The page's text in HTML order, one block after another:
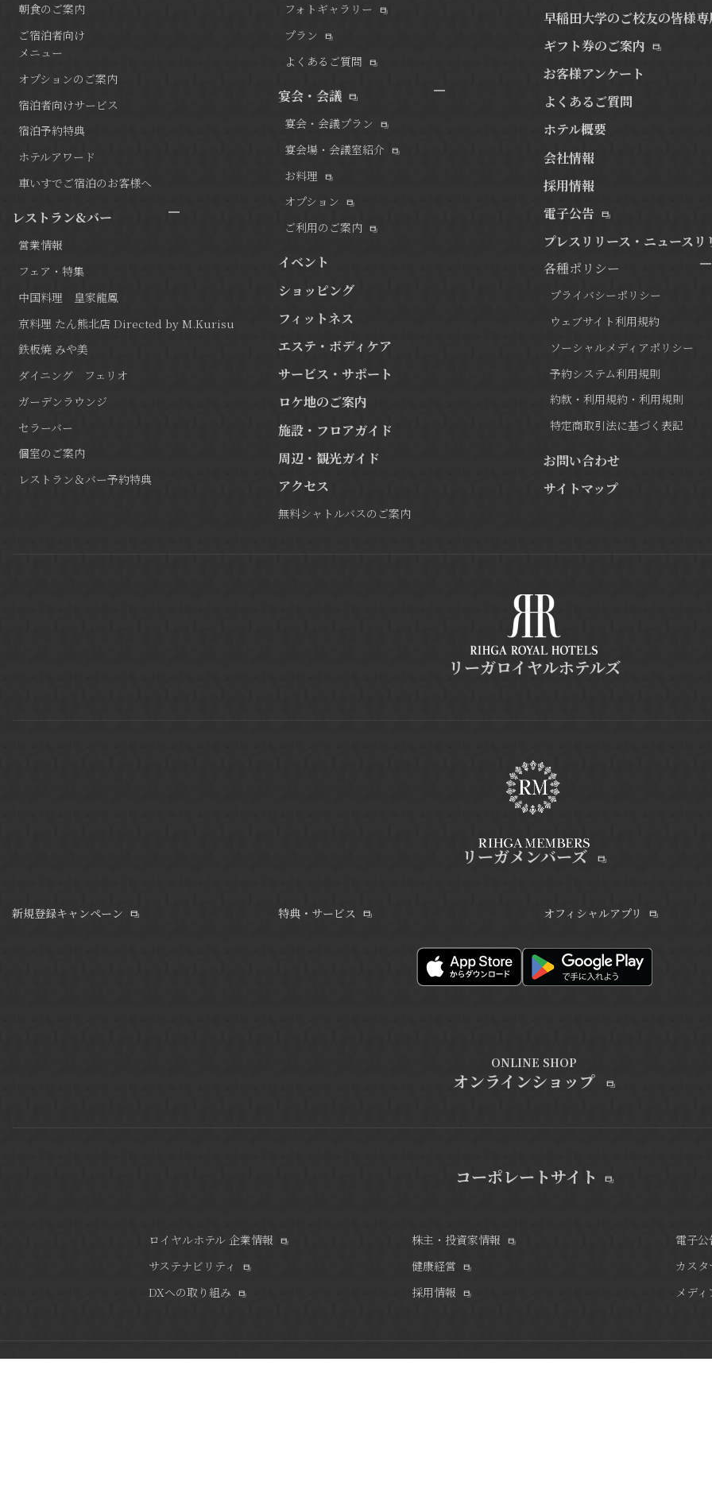
朝食のご案内
ご宿泊者向け
メニュー
オプションのご案内
宿泊者向けサービス
宿泊予約特典
ホテルアワード
車いすでご宿泊のお客様へ
レストラン&バー
営業情報
フェア・特集
中国料理 皇家龍鳳
京料理 たん熊北店 Directed by M.Kurisu
鉄板焼 みや美
ダイニング フェリオ
ガーデンラウンジ
セラーバー
個室のご案内
レストラン＆バー予約特典
フォトギャラリー
プラン
よくあるご質問
宴会・会議
宴会・会議プラン
宴会場・会議室紹介
お料理
オプション
ご利用のご案内
イベント
ショッピング
フィットネス
エステ・ボディケア
サービス・サポート
ロケ地のご案内
施設・フロアガイド
周辺・観光ガイド
アクセス
無料シャトルバスのご案内
早稲田大学のご校友の皆様
ギフト券のご案内
お客様アンケート
よくあるご質問
ホテル概要
会社情報
採用情報
電子公告
プレスリリース・ニュースリ
各種ポリシー
プライバシーポリシー
ウェブサイト利用規約
ソーシャルメディアポリシー
予約システム利用規則
約款・利用規約・利用規則
特定商取引法に基づく表記
お問い合わせ
サイトマップ
リーガロイヤルホテルズ
リーガメンバーズ
新規登録キャンペーン 特典・サービス オフィシャルアプリ
ONLINE SHOP
オンラインショップ
コーポレートサイト
ロイヤルホテル 企業情報
サステナビリティ
DXへの取り組み
株主・投資家情報
健康経営
採用情報
電子公
カス
メデ